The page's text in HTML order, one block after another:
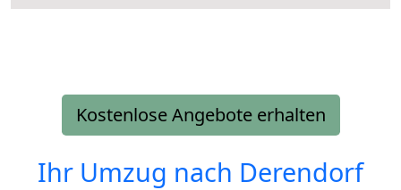
Kostenlose Angebote erhalten
Ihr Umzug nach Derendorf